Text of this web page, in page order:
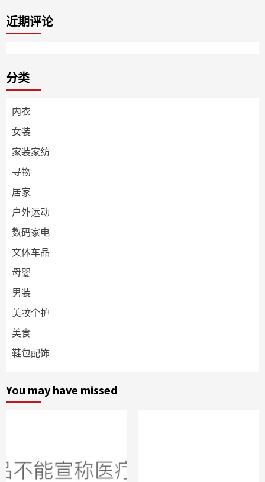
近期评论
分类
内衣
女装
家装家纺
寻物
居家
户外运动
数码家电
文体车品
母婴
男装
美妆个护
美食
鞋包配饰
You may have missed